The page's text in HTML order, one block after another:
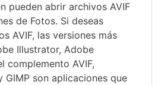
pueden abrir archivos AVIF
de Fotos. Si deseas
AVIF, las versiones más
Illustrator, Adobe
complemento AVIF,
GIMP son aplicaciones que